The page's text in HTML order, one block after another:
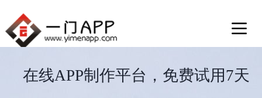
在线APP制作平台，免费试用7天